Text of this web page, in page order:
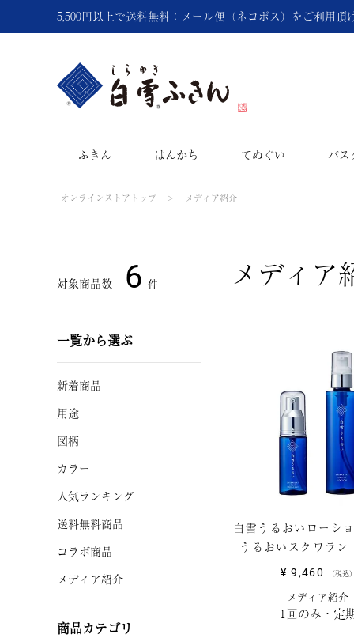
5,500円以上で送料無料：メール便（ネコポス）をご利用頂
ふきん はんかち てぬぐい バス
オンラインストアトップ メディア紹介
メディア
6
一覧から選ぶ
新着商品
用途
図柄
カラー
人気ランキング
送料無料商品
コラボ商品
メディア紹介
商品カテゴリ
白雪うるおいローシ
うるおいスクワラ
¥ 9,460 税込
メディア紹介
1回のみ・定